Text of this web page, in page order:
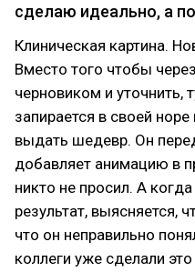
сделаю идеально, а
Клиническая картина.
Вместо того чтобы
черновиком и уточнить,
запирается в своей
выдать шедевр. Он
добавляет анимацию в
никто не просил. А
результат, выясняется,
что он неправильно
коллеги уже сделали это